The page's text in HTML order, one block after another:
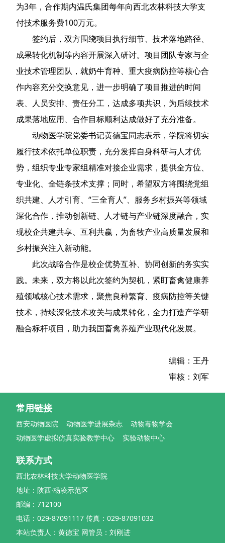
为3年，合作期内温氏集团每年向西北农林科技大学支
付技术服务费100万元。
签约后，双方围绕项目执行细节、技术落地路径、
成果转化机制等内容开展深入研讨。项目团队专家与企
业技术管理团队，就奶牛育种、重大疫病防控等核心合
作内容充分交换意见，进一步明确了项目推进的时间
表、人员安排、责任分工，达成多项共识，为后续技术
成果落地应用、合作目标顺利达成做好了充分准备。
动物医学院党委书记黄德宝同志表示，学院将切实
履行技术依托单位职责，充分发挥自身科研与人才优
势，组织专业专家组精准对接企业需求，提供全方位、
专业化、全链条技术支撑；同时，希望双方将围绕党组
织共建、人才引育、“三全育人”、服务乡村振兴等领域
深化合作，推动创新链、人才链与产业链深度融合，实
现校企共建共享、互利共赢，为畜牧产业高质量发展和
乡村振兴注入新动能。
此次战略合作是校企优势互补、协同创新的务实实
践。未来，双方将以此次签约为契机，紧盯畜禽健康养
殖领域核心技术需求，聚焦良种繁育、疫病防控等关键
技术，持续深化技术攻关与成果转化，全力打造产学研
融合标杆项目，助力我国畜禽养殖产业现代化发展。
编辑：王丹
审核：刘军
常用链接
西安动物医院 动物医学进展杂志
动物毒物学会
动物医学虚拟仿真实验教学中心
实验动物中心
联系方式
西北农林科技大学动物医学院
地址：陕西·杨凌示范区
邮编：712100
电话：029-87091117 传真：029-87091032
本站负责人：黄德宝 网管员：刘刚进